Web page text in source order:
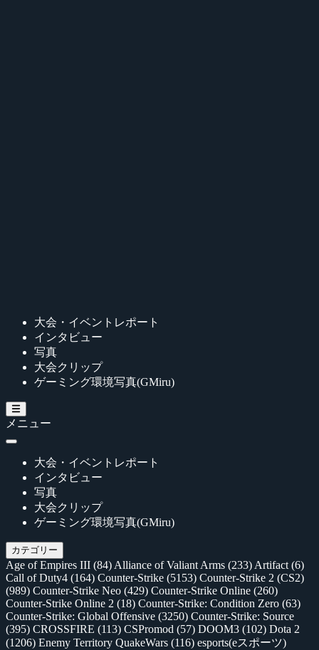
大会・イベントレポート
インタビュー
写真
大会クリップ
ゲーミング環境写真(GMiru)
メニュー
大会・イベントレポート
インタビュー
写真
大会クリップ
ゲーミング環境写真(GMiru)
カテゴリー
Age of Empires III (84) Alliance of Valiant Arms (233) Artifact (6)
Call of Duty4 (164) Counter-Strike (5153) Counter-Strike 2 (CS2)
(989) Counter-Strike Neo (429) Counter-Strike Online (260)
Counter-Strike Online 2 (18) Counter-Strike: Condition Zero (63)
Counter-Strike: Global Offensive (3250) Counter-Strike: Source
(395) CROSSFIRE (113) CSPromod (57) DOOM3 (102) Dota 2
(1206) Enemy Territory QuakeWars (116) esports(eスポーツ)